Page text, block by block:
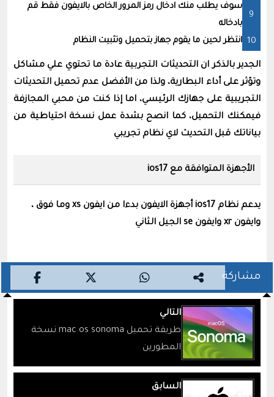
سوف يطلب منك ادخال رمز المرور الخاص بالايفون فقط قم
بادخاله
انتظر لحين ما يقوم جهاز بتحميل وتثبيت النظام
الجدير بالذكر ان التحديثات التجربية عادة ما تحتوي علي مشاكل
وتؤثر على أداء البطارية، ولذا من الأفضل عدم تحميل التحديثات
التجريبية على جهازك الرئيسي، اما إذا كنت من محبي المجازفة
فيمكنك التحميل، كما انصح بشدة عمل نسخة احتياطية من
بياناتك قبل التحديث لاي نظام تجريبي
الأجهزة المتوافقة مع ios17
يدعم نظام ios17 أجهزة الايفون بدءا من ايفون xs وما فوق ،
وايفون xr وايفون se الجيل الثاني
مشاركة
التالي
طريقة تحميل mac os sonoma نسخة
المطورين
السابق